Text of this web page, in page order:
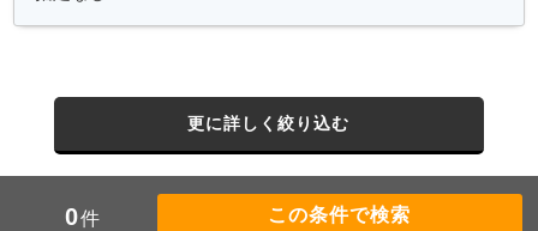
更に詳しく絞り込む
0件